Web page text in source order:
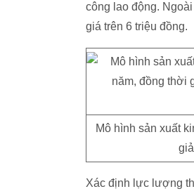
công lao động.
giá trên 6 triệu đồng.
Mô hình sản xuất
Xác định lực lượng